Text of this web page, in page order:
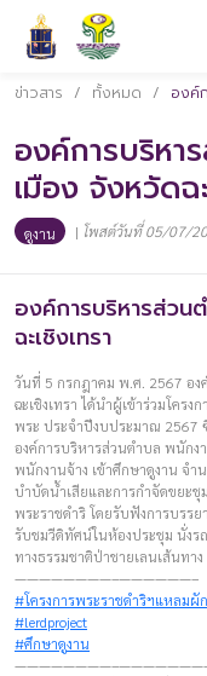
ข่าวสาร / ทั้งหมด / องค์ก
องค์การบริหา
เมือง จังหวัดฉ
ดูงาน | โพสต์วันที่ 05/07/
องค์การบริหารส่วน
ฉะเชิงเทรา
วันที่ 5 กรกฎาคม พ.ศ. 2567 อง
ฉะเชิงเทรา ได้นำผู้เข้าร่วมโค
พระ ประจำปีงบประมาณ 2567
องค์การบริหารส่วนตำบล พนักง
พนักงานจ้าง เข้าศึกษาดูงาน จำ
บำบัดน้ำเสียและการกำจัดขยะ
พระราชดำริ โดยรับฟังการบรร
รับชมวีดิทัศน์ในห้องประชุม นั่งร
ทางธรรมชาติป่าชายเลนเส้นทาง
————————–——————–
#โครงการพระราชดำริฯแหลมผั
#lerdproject
#ศึกษาดูงาน